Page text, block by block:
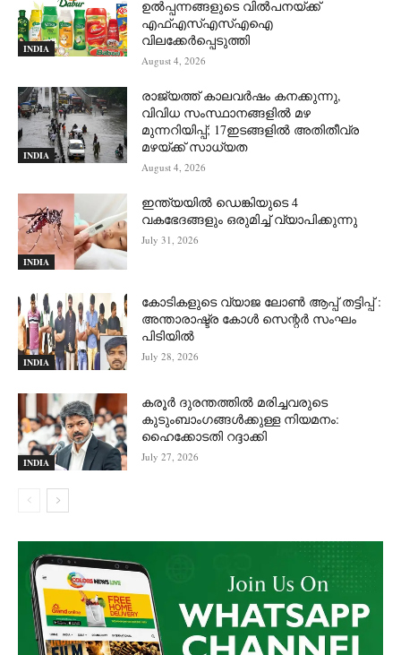
INDIA
ഉൽപ്പന്നങ്ങളുടെ വിൽപനയ്ക്ക്
എഫ്എസ്എസ്എഐ
വിലക്കേർപ്പെടുത്തി
August 4, 2026
INDIA
രാജ്യത്ത് കാലവർഷം കനക്കുന്നു,
വിവിധ സംസ്ഥാനങ്ങളിൽ മഴ
മുന്നറിയിപ്പ്; 17ഇടങ്ങളിൽ അതിതീവ്ര
മഴയ്ക്ക് സാധ്യത
August 4, 2026
INDIA
ഇന്ത്യയിൽ ഡെങ്കിയുടെ 4
വകഭേദങ്ങളും ഒരുമിച്ച് വ്യാപിക്കുന്നു
July 31, 2026
INDIA
കോടികളുടെ വ്യാജ ലോൺ ആപ്പ് തട്ടിപ്പ് :
അന്താരാഷ്ട്ര കോൾ സെന്റർ സംഘം
പിടിയില്‍
July 28, 2026
INDIA
കരൂർ ദുരന്തത്തിൽ മരിച്ചവരുടെ
കുടുംബാംഗങ്ങൾക്കുള്ള നിയമനം:
ഹൈക്കോടതി റദ്ദാക്കി
July 27, 2026